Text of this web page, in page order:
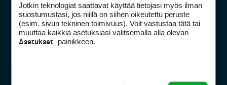
Golfpisteen yhteystiedot
DSA avoimuusraportti
Asiakaspalvelu
Jotkin teknologiat saattavat käyttää tietojasi myös ilman
suostumustasi, jos niillä on siihen oikeutettu peruste
(esim. sivun tekninen toimivuus). Voit vastustaa tätä tai
muuttaa kaikkia asetuksiasi valitsemalla alla olevan
Asetukset -painikkeen.